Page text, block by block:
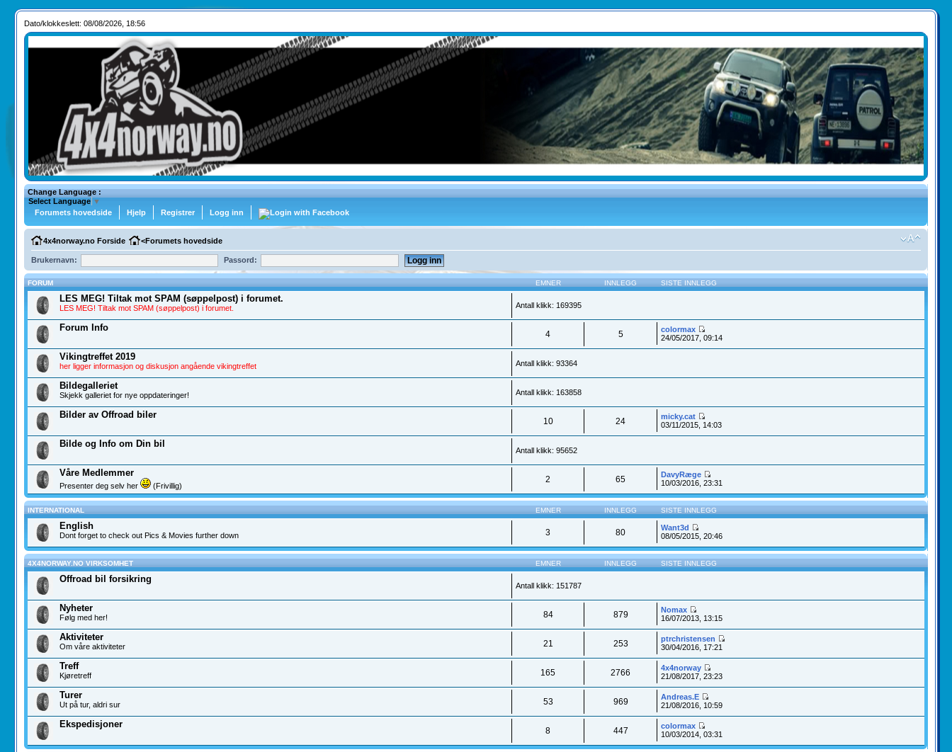
Dato/klokkeslett: 08/08/2026, 18:56
Change Language :
Select Language ▼
Forumets hovedside
Hjelp Registrer Logg inn
4x4norway.no Forside <Forumets hovedside
Brukernavn: Passord:
FORUM EMNER INNLEGG SISTE INNLEGG
LES MEG! Tiltak mot SPAM (søppelpost) i forumet.
LES MEG! Tiltak mot SPAM (søppelpost) i forumet. Antall klikk: 169395
Forum Info
4 5
colormax
24/05/2017, 09:14
Vikingtreffet 2019
her ligger informasjon og diskusjon angående vikingtreffet Antall klikk: 93364
Bildegalleriet
Skjekk galleriet for nye oppdateringer! Antall klikk: 163858
Bilder av Offroad biler
10 24
micky.cat
03/11/2015, 14:03
Bilde og Info om Din bil
Antall klikk: 95652
Våre Medlemmer
Presenter deg selv her (Frivillig)
2 65
DavyRæge
10/03/2016, 23:31
INTERNATIONAL EMNER INNLEGG SISTE INNLEGG
English
Dont forget to check out Pics & Movies further down 3 80
Want3d
08/05/2015, 20:46
4X4NORWAY.NO VIRKSOMHET EMNER INNLEGG SISTE INNLEGG
Offroad bil forsikring
Antall klikk: 151787
Nyheter
Følg med her! 84 879
Nomax
16/07/2013, 13:15
Aktiviteter
Om våre aktiviteter 21 253
ptrchristensen
30/04/2016, 17:21
Treff
Kjøretreff 165 2766
4x4norway
21/08/2017, 23:23
Turer
Ut på tur, aldri sur 53 969
Andreas.E
21/08/2016, 10:59
Ekspedisjoner
8 447
colormax
10/03/2014, 03:31